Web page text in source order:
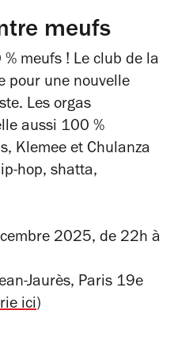
meufs
meufs ! Le club de la
pour une nouvelle
Les orgas
aussi 100 %
Klemee et Chulanza
hop, shatta,
2025, de 22h à
Jaurès, Paris 19e
ici)